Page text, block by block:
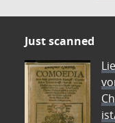
Just scanned